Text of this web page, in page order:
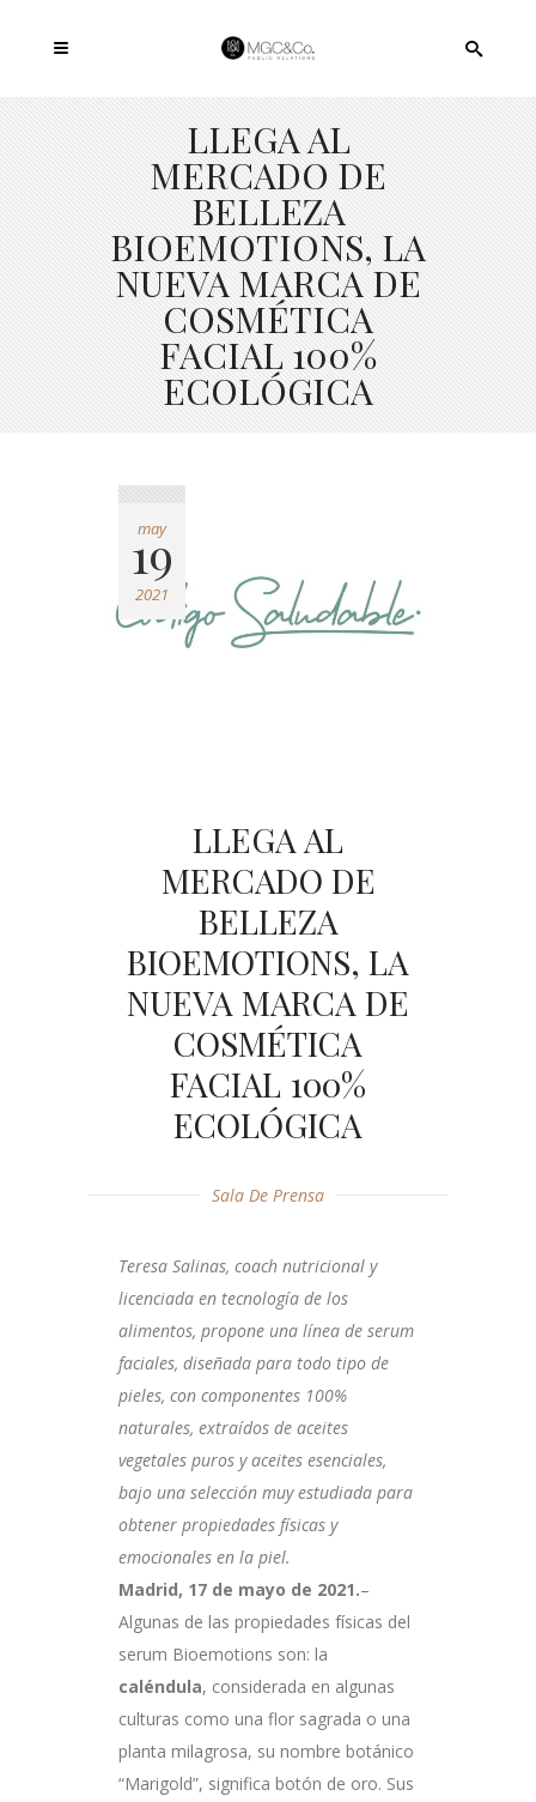
LLEGA AL
MERCADO DE
BELLEZA
BIOEMOTIONS, LA
NUEVA MARCA DE
COSMÉTICA
FACIAL 100%
ECOLÓGICA
may
19
2021
LLEGA AL
MERCADO DE
BELLEZA
BIOEMOTIONS, LA
NUEVA MARCA DE
COSMÉTICA
FACIAL 100%
ECOLÓGICA
Sala De Prensa
Teresa Salinas, coach nutricional y
licenciada en tecnología de los
alimentos, propone una línea de serum
faciales, diseñada para todo tipo de
pieles, con componentes 100%
naturales, extraídos de aceites
vegetales puros y aceites esenciales,
bajo una selección muy estudiada para
obtener propiedades físicas y
emocionales en la piel.
Madrid, 17 de mayo de 2021.–
Algunas de las propiedades físicas del
serum Bioemotions son: la
caléndula, considerada en algunas
culturas como una flor sagrada o una
planta milagrosa, su nombre botánico
“Marigold”, significa botón de oro. Sus